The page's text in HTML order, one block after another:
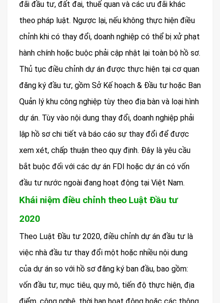
đãi đầu tư, đất đai, thuế quan và các ưu đãi khác
theo pháp luật. Ngược lại, nếu không thực hiện điều
chỉnh khi có thay đổi, doanh nghiệp có thể bị xử phạt
hành chính hoặc buộc phải cập nhật lại toàn bộ hồ sơ.
Thủ tục điều chỉnh dự án được thực hiện tại cơ quan
đăng ký đầu tư, gồm Sở Kế hoạch & Đầu tư hoặc Ban
Quản lý khu công nghiệp tùy theo địa bàn và loại hình
dự án. Tùy vào nội dung thay đổi, doanh nghiệp phải
lập hồ sơ chi tiết và báo cáo sự thay đổi để được
xem xét, chấp thuận theo quy định. Đây là yêu cầu
bắt buộc đối với các dự án FDI hoặc dự án có vốn
đầu tư nước ngoài đang hoạt động tại Việt Nam.
Khái niệm điều chỉnh theo Luật Đầu tư
2020
Theo Luật Đầu tư 2020, điều chỉnh dự án đầu tư là
việc nhà đầu tư thay đổi một hoặc nhiều nội dung
của dự án so với hồ sơ đăng ký ban đầu, bao gồm:
vốn đầu tư, mục tiêu, quy mô, tiến độ thực hiện, địa
điểm, công nghệ, thời hạn hoạt động hoặc các thông